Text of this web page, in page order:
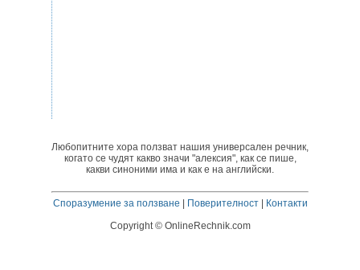
Любопитните хора ползват нашия универсален речник,
когато се чудят какво значи "алексия", как се пише,
какви синоними има и как е на английски.
Споразумение за ползване | Поверителност| Контакти
Copyright © OnlineRechnik.com